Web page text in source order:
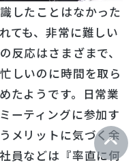
したことはなかった
ても、非常に難しい
反応はさまざまで、
しいのに時間を取ら
たようです。日常業
ーティングに参加す
メリットに気づく余
員などは『率直に何